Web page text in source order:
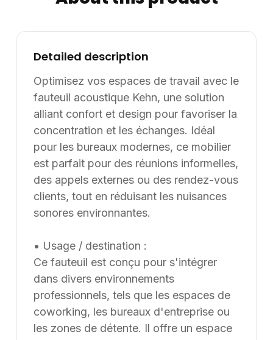
spécificités. Supply8 accompagne les professionnels
des environnements de travail dans leurs projets
d’aménagement, en France et à l’international. Les
modèles présentés au catalogue sont adaptables sur
mesure, notamment en termes de dimensions, de
finitions et de coloris, selon les besoins du client. Nous
pouvons également développer des solutions sur
mesure à partir d’une feuille blanche, chaque projet
pouvant être conçu et
Detailed description
Optimisez vos espaces de travail avec le
fauteuil acoustique Kehn, une solution
alliant confort et design pour favoriser la
concentration et les échanges. Idéal
pour les bureaux modernes, ce mobilier
est parfait pour des réunions informelles,
des appels externes ou des rendez-vous
clients, tout en réduisant les nuisances
sonores environnantes.
• Usage / destination :
Ce fauteuil est conçu pour s'intégrer
dans divers environnements
professionnels, tels que les espaces de
coworking, les bureaux d'entreprise ou
les zones de détente. Il offre un espace